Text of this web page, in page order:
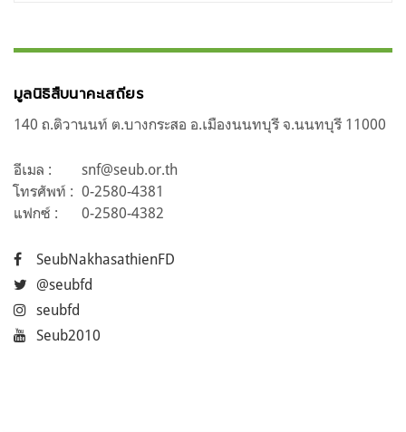
มูลนิธิสืบนาคะเสถียร
140 ถ.ติวานนท์ ต.บางกระสอ อ.เมืองนนทบุรี จ.นนทบุรี 11000
อีเมล :
snf@seub.or.th
โทรศัพท์ : 0-2580-4381
แฟกซ์ :
0-2580-4382
SeubNakhasathienFD
@seubfd
seubfd
Seub2010